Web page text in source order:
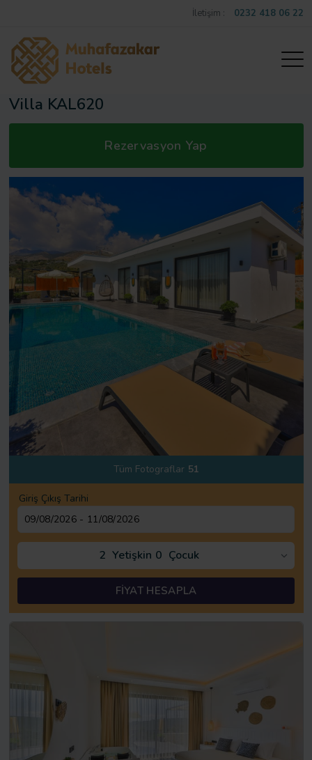
İletişim : 0232 418 06 22
Villa KAL620
Rezervasyon Yap
Tüm Fotograflar 51
Giriş Çıkış Tarihi
2 Yetişkin 0 Çocuk
FİYAT HESAPLA